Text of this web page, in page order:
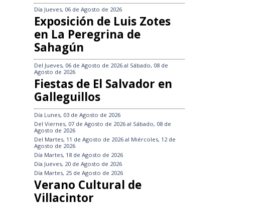
Día Jueves, 06 de Agosto de 2026
Exposición de Luis Zotes
en La Peregrina de
Sahagún
Del Jueves, 06 de Agosto de 2026 al Sábado, 08 de
Agosto de 2026
Fiestas de El Salvador en
Galleguillos
Día Lunes, 03 de Agosto de 2026
Del Viernes, 07 de Agosto de 2026 al Sábado, 08 de
Agosto de 2026
Del Martes, 11 de Agosto de 2026 al Miércoles, 12 de
Agosto de 2026
Día Martes, 18 de Agosto de 2026
Día Jueves, 20 de Agosto de 2026
Día Martes, 25 de Agosto de 2026
Verano Cultural de
Villacintor